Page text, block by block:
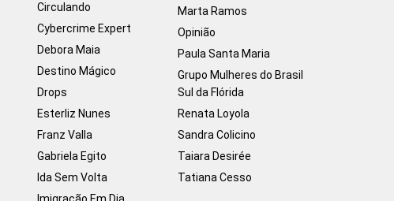
Circulando
Cybercrime Expert
Debora Maia
Destino Mágico
Drops
Esterliz Nunes
Franz Valla
Gabriela Egito
Ida Sem Volta
Marta Ramos
Opinião
Paula Santa Maria
Grupo Mulheres do Brasil
Sul da Flórida
Renata Loyola
Sandra Colicino
Taiara Desirée
Tatiana Cesso